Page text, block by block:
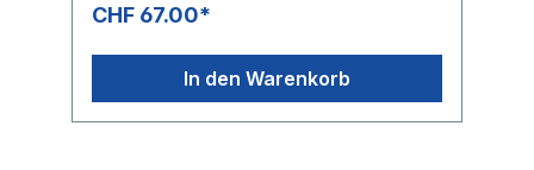
CHF 67.00*
In den Warenkorb